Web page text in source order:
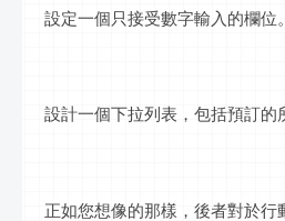
設定一個只接受數字輸入的欄位。
設計一個下拉列表，包括預訂的
正如您想像的那樣，後者對於行